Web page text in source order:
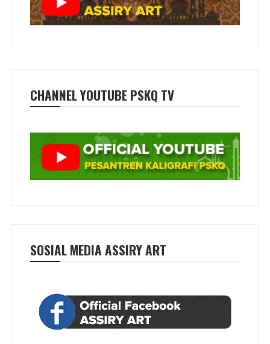
CHANNEL YOUTUBE PSKQ TV
SOSIAL MEDIA ASSIRY ART